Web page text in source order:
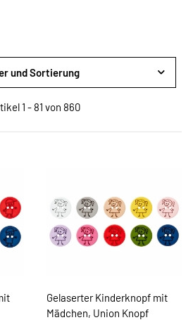
und Sortierung
1 - 81 von 860
Gelaserter Kinderknopf mit
Mädchen, Union Knopf